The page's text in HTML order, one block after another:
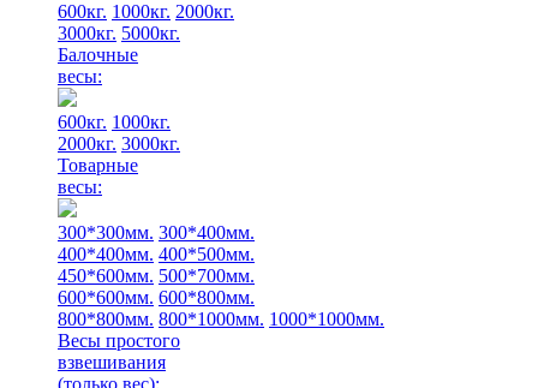
600кг. 1000кг. 2000кг.
3000кг. 5000кг.
Балочные
весы:
600кг. 1000кг.
2000кг. 3000кг.
Товарные
весы:
300*300мм. 300*400мм.
400*400мм. 400*500мм.
450*600мм. 500*700мм.
600*600мм. 600*800мм.
800*800мм. 800*1000мм. 1000*1000мм.
Весы простого
взвешивания
(только вес):